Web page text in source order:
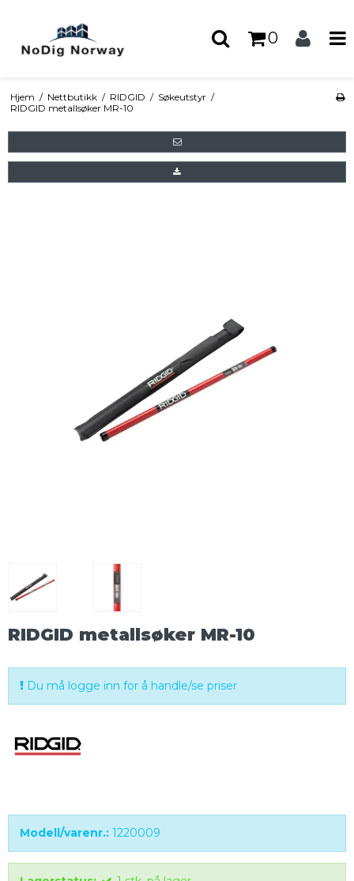
0
Hjem / Nettbutikk / RIDGID / Søkeutstyr /
RIDGID metallsøker MR-10
RIDGID metallsøker MR-10
Du må logge inn for å handle/se priser
Modell/varenr.: 1220009